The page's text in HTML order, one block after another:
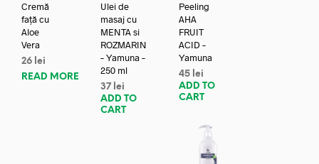
Cremă
față cu
Aloe
Vera
26 lei
READ MORE
Ulei de
masaj cu
MENTA si
ROZMARIN
– Yamuna –
250 ml
37 lei
ADD TO
CART
Peeling
AHA
FRUIT
ACID –
Yamuna
45 lei
ADD TO
CART